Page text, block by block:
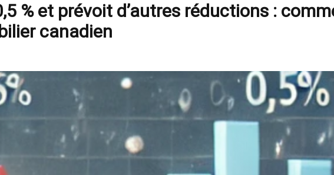
% et prévoit d’autres réductions :
canadien